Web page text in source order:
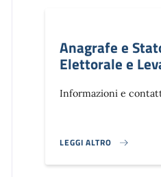
Anagrafe e
Elettorale e
Informazioni e
LEGGI ALTRO
}